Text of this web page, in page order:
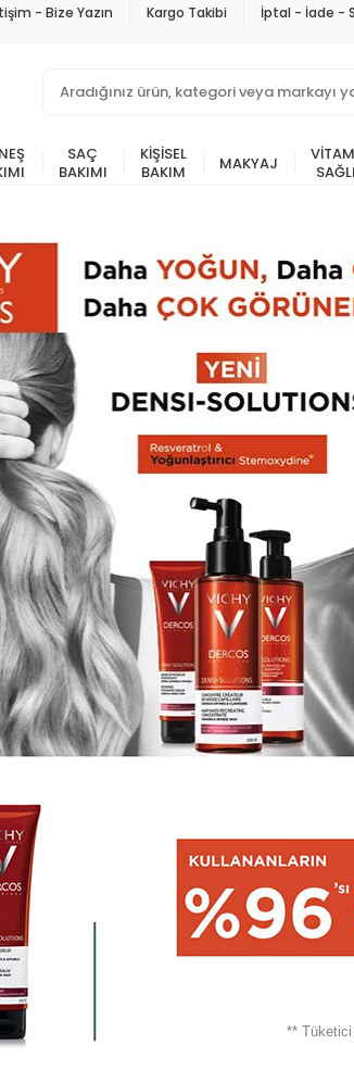
- Bize Yazın Kargo Takibi İptal - İade -
SAÇ
BAKIMI
KIŞISEL
BAKIM
MAKYAJ
** Tüketici